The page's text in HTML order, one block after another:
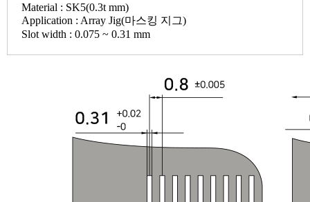
Material : SK5(0.3t mm)
Application : Array Jig(마스킹 지그)
Slot width : 0.075 ~ 0.31 mm